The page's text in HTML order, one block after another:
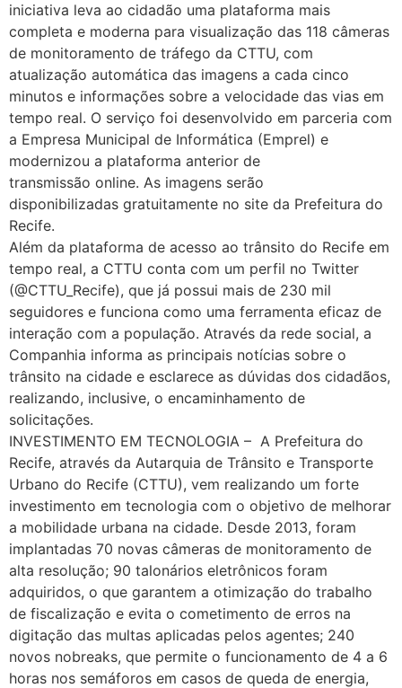
iniciativa leva ao cidadão uma plataforma mais
completa e moderna para visualização das 118 câmeras
de monitoramento de tráfego da CTTU, com
atualização automática das imagens a cada cinco
minutos e informações sobre a velocidade das vias em
tempo real. O serviço foi desenvolvido em parceria com
a Empresa Municipal de Informática (Emprel) e
modernizou a plataforma anterior de
transmissão online. As imagens serão
disponibilizadas gratuitamente no site da Prefeitura do
Recife.
Além da plataforma de acesso ao trânsito do Recife em
tempo real, a CTTU conta com um perfil no Twitter
(@CTTU_Recife), que já possui mais de 230 mil
seguidores e funciona como uma ferramenta eficaz de
interação com a população. Através da rede social, a
Companhia informa as principais notícias sobre o
trânsito na cidade e esclarece as dúvidas dos cidadãos,
realizando, inclusive, o encaminhamento de
solicitações.
INVESTIMENTO EM TECNOLOGIA – A Prefeitura do
Recife, através da Autarquia de Trânsito e Transporte
Urbano do Recife (CTTU), vem realizando um forte
investimento em tecnologia com o objetivo de melhorar
a mobilidade urbana na cidade. Desde 2013, foram
implantadas 70 novas câmeras de monitoramento de
alta resolução; 90 talonários eletrônicos foram
adquiridos, o que garantem a otimização do trabalho
de fiscalização e evita o cometimento de erros na
digitação das multas aplicadas pelos agentes; 240
novos nobreaks, que permite o funcionamento de 4 a 6
horas nos semáforos em casos de queda de energia,